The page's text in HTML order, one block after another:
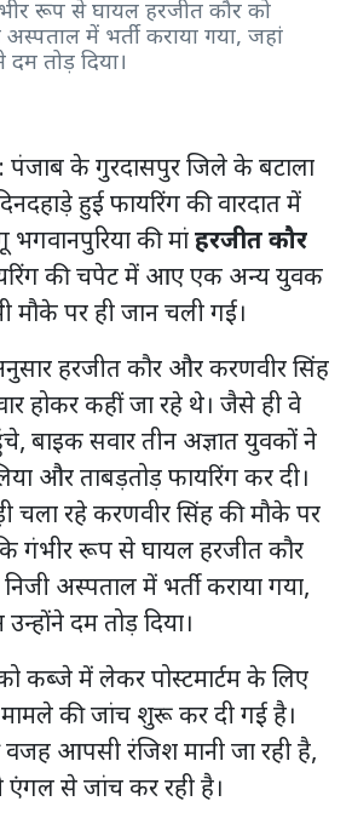
रूप से घायल हरजीत कौर को
में भर्ती कराया गया, जहां
दम तोड़ दिया।
पंजाब के गुरदासपुर जिले के बटाला
हुई फायरिंग की वारदात में
की मांहरजीत कौर
की चपेट में आए एक अन्य युवक
मौके पर ही जान चली गई।
हरजीत कौर और करणवीर सिंह
होकर कहीं जा रहे थे। जैसे ही वे
बाइक सवार तीन अज्ञात युवकों ने
और ताबड़तोड़ फायरिंग कर दी।
चला रहे करणवीर सिंह की मौके पर
गंभीर रूप से घायल हरजीत कौर
अस्पताल में भर्ती कराया गया,
दम तोड़ दिया।
कब्जे में लेकर पोस्टमार्टम के लिए
की जांच शुरू कर दी गई है।
आपसी रंजिश मानी जा रही है,
एंगल से जांच कर रही है।